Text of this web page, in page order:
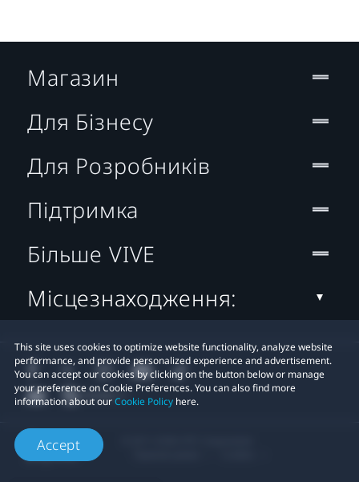
This site uses cookies to optimize website functionality, analyze website
performance, and provide personalized experience and advertisement.
You can accept our cookies by clicking on the button below or manage
your preference on Cookie Preferences. You can also find more
information about ourCookie Policy here.
Accept
Магазин
Для Бізнесу
Для Розробників
Підтримка
Більше VIVE
Місцезнаходження: